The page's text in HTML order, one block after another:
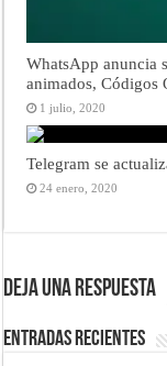
WhatsApp anuncia
animados, Códigos
1 julio, 2020
Telegram se
24 enero, 2020
Deja una respuesta
Entradas recientes